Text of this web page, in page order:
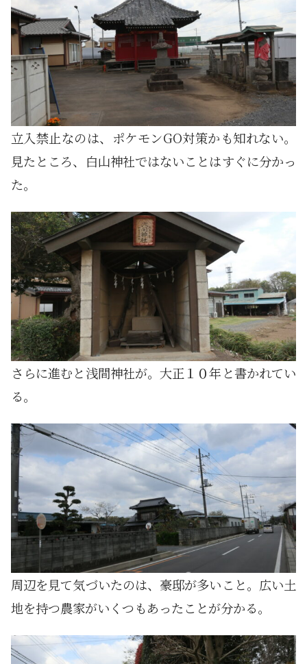
立入禁止なのは、ポケモンGO対策かも知れない。
見たところ、白山神社ではないことはすぐに分かっ
た。
さらに進むと浅間神社が。大正１０年と書かれてい
る。
周辺を見て気づいたのは、豪邸が多いこと。広い土
地を持つ農家がいくつもあったことが分かる。